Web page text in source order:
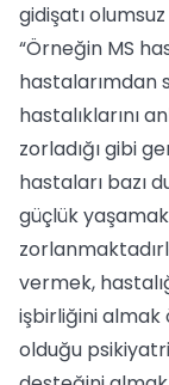
gidişatı
“Örneğin MS
hastalarımdan
hastalıklarını
zorladığı gibi
hastaları bazı
güçlük
vermek,
işbirliğini almak
olduğu